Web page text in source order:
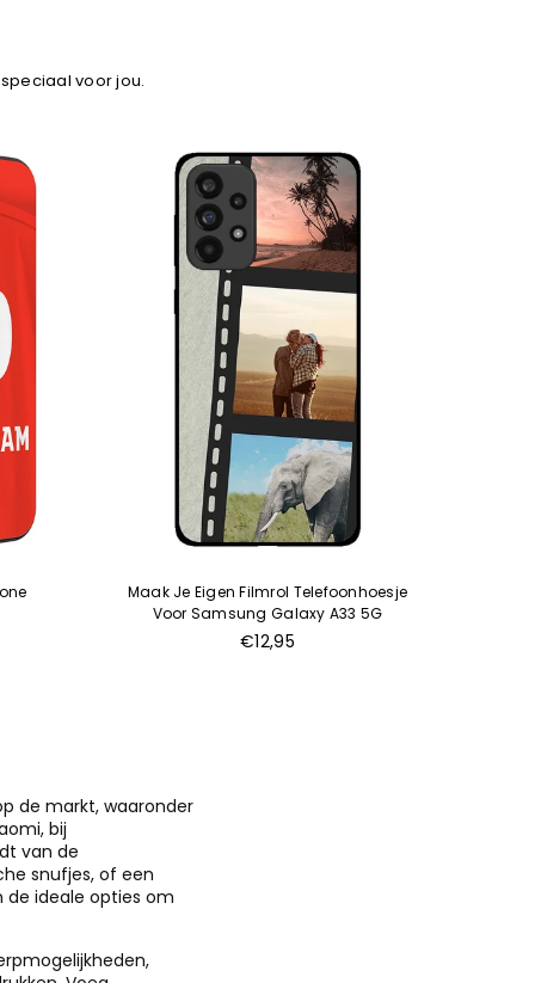
voor jou.
Maak Je Eigen Filmrol Telefoonhoesje
Voor Samsung Galaxy A33 5G
€12,95
de markt, waaronder
bij
van de
snufjes, of een
de ideale opties om